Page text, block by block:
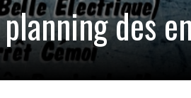
des